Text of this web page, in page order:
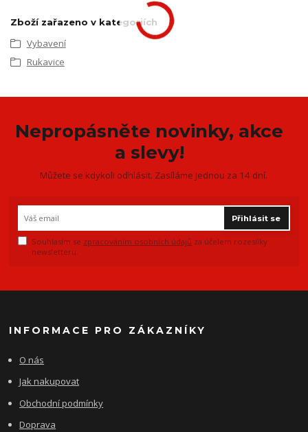
Zboží zařazeno v kategoriích
Vybavení
Rukavice
Nepropásněte novinky, akce
a slevy!
Můžete se kdykoli odhlásit. Zasíláme jednou za 14 dní.
Přihlásit se
Souhlasím se zpracováním osobních údajů za účelem rozesílky
newsletteru.
INFORMACE PRO ZÁKAZNÍKY
O nás
Jak nakupovat
Obchodní podmínky
Doprava